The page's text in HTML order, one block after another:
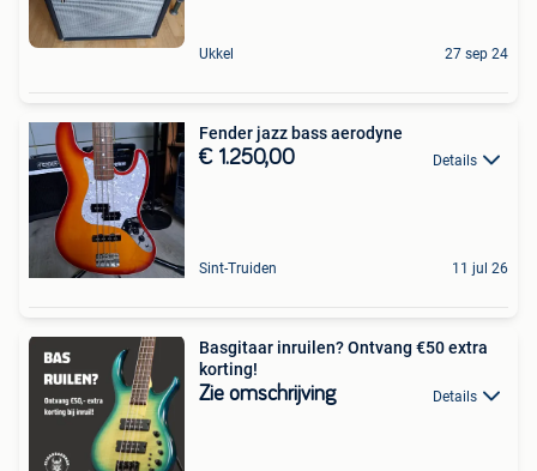
Ukkel 27 sep 24
Fender jazz bass aerodyne
€ 1.250,00 Details
Sint-Truiden 11 jul 26
Basgitaar inruilen? Ontvang €50 extra
korting!
Zie omschrijving Details